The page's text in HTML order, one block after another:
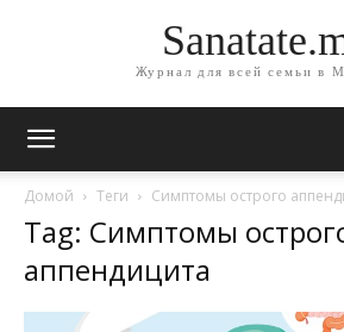
Журнал для всей семьи в
Домой Теги Симптомы острого
Tag: Симптомы
аппендицита